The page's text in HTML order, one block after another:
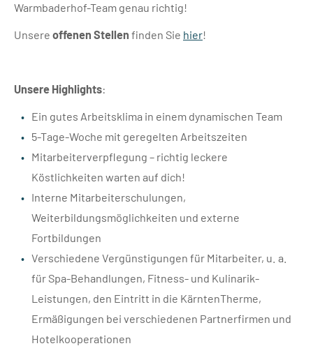
Warmbaderhof-Team genau richtig!
Unsere offenen Stellen finden Sie hier!
Unsere Highlights:
Ein gutes Arbeitsklima in einem dynamischen Team
5-Tage-Woche mit geregelten Arbeitszeiten
Mitarbeiterverpflegung – richtig leckere
Köstlichkeiten warten auf dich!
Interne Mitarbeiterschulungen,
Weiterbildungsmöglichkeiten und externe
Fortbildungen
Verschiedene Vergünstigungen für Mitarbeiter, u. a.
für Spa-Behandlungen, Fitness- und Kulinarik-
Leistungen, den Eintritt in die KärntenTherme,
Ermäßigungen bei verschiedenen Partnerfirmen und
Hotelkooperationen